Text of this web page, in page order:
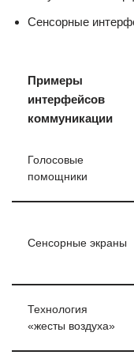
Сенсорные
Примеры
интерфейсов
коммуникации
Голосовые
помощники
Сенсорные экраны
Технология
«жесты воздуха»